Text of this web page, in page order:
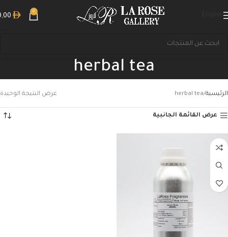
0
herbal tea
الرئيسية herbal tea عرض النتيجة الوحيدة
عرض القائمة الجانبية